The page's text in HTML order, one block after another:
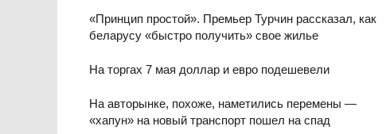
«Принцип простой». Премьер Турчин рассказал, как
беларусу «быстро получить» свое жилье
На торгах 7 мая доллар и евро подешевели
На авторынке, похоже, наметились перемены —
«хапун» на новый транспорт пошел на спад